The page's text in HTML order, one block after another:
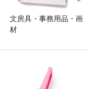
文房具・事務用品・画
材